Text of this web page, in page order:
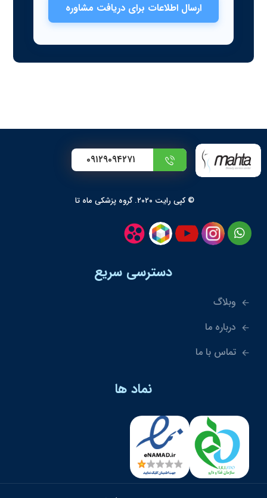
ارسال اطلاعات برای دریافت مشاوره
۰۹۱۲۹۰۹۴۲۷۱
© کپی رایت ۲۰۲۰. گروه پزشکی ماه تا
دسترسی سریع
وبلاگ
درباره ما
تماس با ما
نماد ها